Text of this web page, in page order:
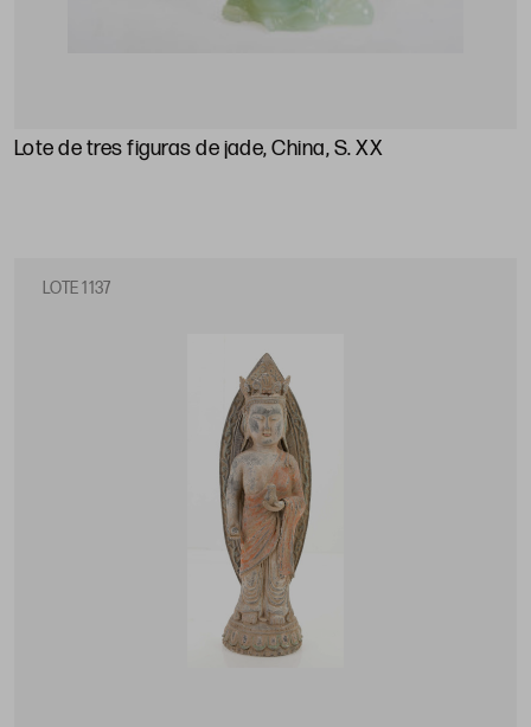
Lote de tres figuras de jade, China, S. XX
LOTE 1137